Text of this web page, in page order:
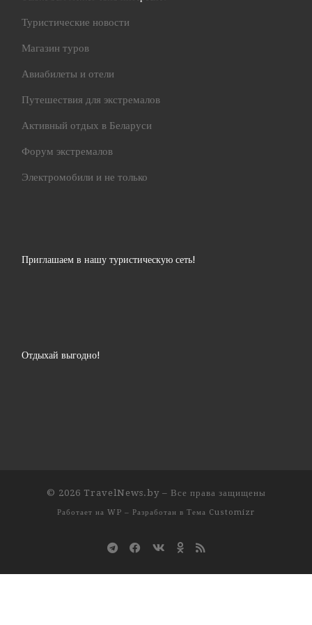
Туристические новости
Магазин туров
Авиабилеты и отели
Путешествия для экстремалов
Активный отдых в Беларуси
Форум экстремалов
Электромобили и не только
Приглашаем в нашу туристическую сеть!
Отдыхай выгодно!
© 2026 TravelNews.by– Все права защищены
Работает на WP – Разработан в Тема Customizr